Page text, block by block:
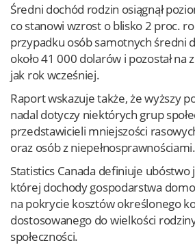
Średni dochód rodzin osiągnął
co stanowi wzrost o blisko 2 proc.
przypadku osób samotnych średni
około 41 000 dolarów i pozostał
jak rok wcześniej.
Raport wskazuje także, że wyższy
nadal dotyczy niektórych grup
przedstawicieli mniejszości
oraz osób z niepełnosprawnościami.
Statistics Canada definiuje ubóstwo
której dochody gospodarstwa
na pokrycie kosztów określonego
dostosowanego do wielkości
społeczności.